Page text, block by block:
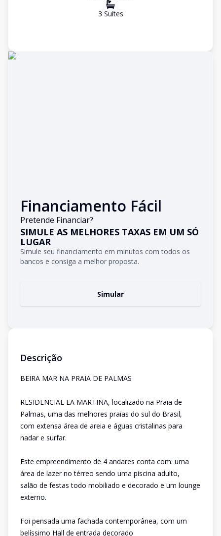
3 Suítes
Financiamento Fácil
Pretende Financiar?
SIMULE AS MELHORES TAXAS EM UM SÓ
LUGAR
Simule seu financiamento em minutos com todos os
bancos e consiga a melhor proposta.
Simular
Descrição
BEIRA MAR NA PRAIA DE PALMAS
RESIDENCIAL LA MARTINA, localizado na Praia de
Palmas, uma das melhores praias do sul do Brasil,
com extensa área de areia e águas cristalinas para
nadar e surfar.
Este empreendimento de 4 andares conta com: uma
área de lazer no térreo sendo uma piscina adulto,
salão de festas todo mobiliado e decorado e um lounge
externo.
Foi pensada uma fachada contemporânea, com um
belíssimo Hall de entrada decorado